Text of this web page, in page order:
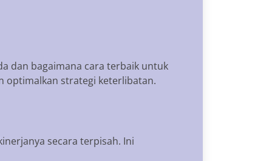
dan bagaimana cara terbaik untuk
optimalkan strategi keterlibatan.
secara terpisah. Ini